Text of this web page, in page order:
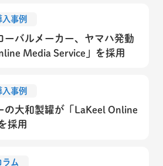
入事例
ーバルメーカー、ヤマハ発動
Media Service」を採用
入事例
の大和製罐が「LaKeel Online
採用
ラム